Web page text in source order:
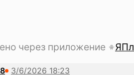
через приложение